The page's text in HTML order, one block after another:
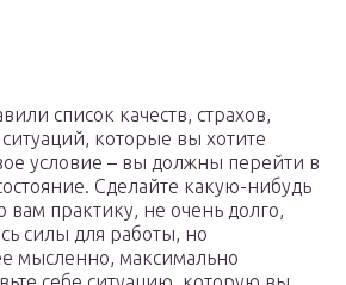
список качеств, страхов,
которые вы хотите
условие – вы должны перейти в
Сделайте какую-нибудь
практику, не очень долго,
силы для работы, но
мысленно, максимально